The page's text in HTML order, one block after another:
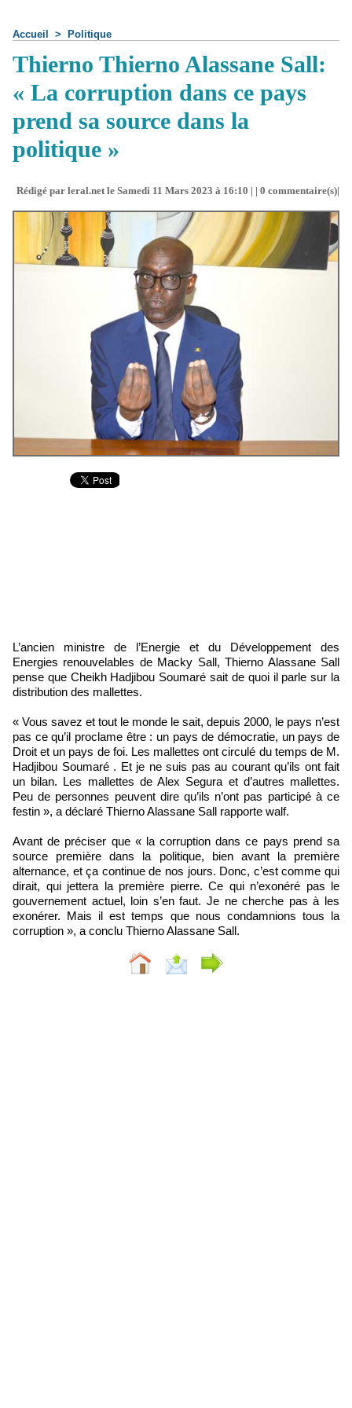
Accueil > Politique
Thierno Thierno Alassane Sall:
« La corruption dans ce pays
prend sa source dans la
politique »
Rédigé par leral.net le Samedi 11 Mars 2023 à 16:10 | | 0 commentaire(s)|
L’ancien ministre de l’Energie et du Développement des
Energies renouvelables de Macky Sall, Thierno Alassane Sall
pense que Cheikh Hadjibou Soumaré sait de quoi il parle sur la
distribution des mallettes.
« Vous savez et tout le monde le sait, depuis 2000, le pays n’est
pas ce qu’il proclame être : un pays de démocratie, un pays de
Droit et un pays de foi. Les mallettes ont circulé du temps de M.
Hadjibou Soumaré . Et je ne suis pas au courant qu’ils ont fait
un bilan. Les mallettes de Alex Segura et d’autres mallettes.
Peu de personnes peuvent dire qu’ils n’ont pas participé à ce
festin », a déclaré Thierno Alassane Sall rapporte walf.
Avant de préciser que « la corruption dans ce pays prend sa
source première dans la politique, bien avant la première
alternance, et ça continue de nos jours. Donc, c’est comme qui
dirait, qui jettera la première pierre. Ce qui n’exonéré pas le
gouvernement actuel, loin s’en faut. Je ne cherche pas à les
exonérer. Mais il est temps que nous condamnions tous la
corruption », a conclu Thierno Alassane Sall.